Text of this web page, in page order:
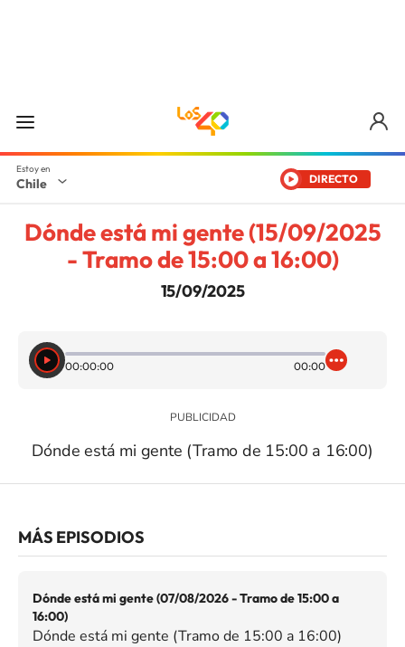
Chile DIRECTO
Dónde está mi gente (15/09/2025
- Tramo de 15:00 a 16:00)
15/09/2025
00:00:00 00:00
Dónde está mi gente (Tramo de 15:00 a 16:00)
MÁS EPISODIOS
Dónde está mi gente (07/08/2026 - Tramo de 15:00 a
16:00)
Dónde está mi gente (Tramo de 15:00 a 16:00)